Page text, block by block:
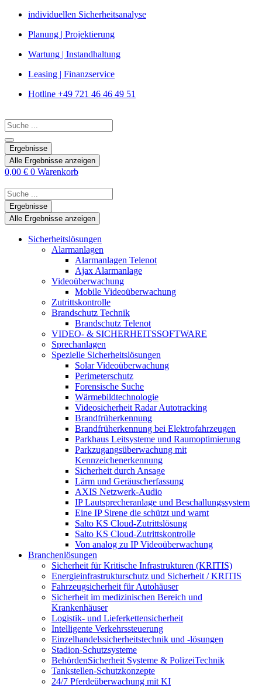
Zum
springen
individuellen Sicherheitsanalyse
Planung | Projektierung
Wartung | Instandhaltung
Leasing | Finanzservice
Hotline +49 721 46 46 49 51
Search
...
Ergebnisse
Alle Ergebnisse anzeigen
0,00 € 0 Warenkorb
Search
...Ergebnisse
Alle Ergebnisse anzeigen
Sicherheitslösungen
Alarmanlagen
Alarmanlagen Telenot
Ajax Alarmanlage
Videoüberwachung
Mobile Videoüberwachung
Zutrittskontrolle
Brandschutz Technik
Brandschutz Telenot
VIDEO- & SICHERHEITSSOFTWARE
Sprechanlagen
Spezielle Sicherheitslösungen
Solar Videoüberwachung
Perimeterschutz
Forensische Suche
Wärmebildtechnologie
Videosicherheit Radar Autotracking​
Brandfrüherkennung
Brandfrüherkennung bei Elektrofahrzeugen
Parkhaus Leitsysteme und Raumoptimierung
Parkzugangsüberwachung mit
Kennzeichenerkennung
Sicherheit durch Ansage
Lärm und Geräuscherfassung
AXIS Netzwerk-Audio
IP Lautsprecheranlage und Beschallungssystem
Eine IP Sirene die schützt und warnt
Salto KS Cloud-Zutrittslösung
Salto KS Cloud-Zutrittskontrolle
Von analog zu IP Videoüberwachung
Branchenlösungen
Sicherheit für Kritische Infrastrukturen (KRITIS)
Energieinfrastrukturschutz und Sicherheit / KRITIS
Fahrzeugsicherheit für Autohäuser
Sicherheit im medizinischen Bereich und
Krankenhäuser
Logistik- und Lieferkettensicherheit
Intelligente Verkehrssteuerung
Einzelhandelssicherheitstechnik und -lösungen
Stadion-Schutzsysteme
BehördenSicherheit Systeme & PolizeiTechnik
Tankstellen-Schutzkonzepte​
24/7 Pferdeüberwachung mit KI